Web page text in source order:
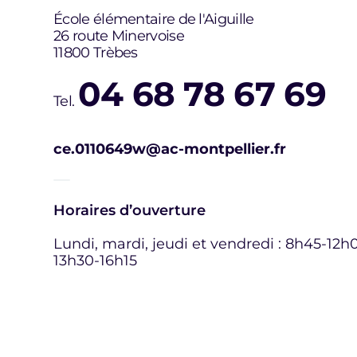
École élémentaire de l'Aiguille
26 route Minervoise
11800 Trèbes
Tel. 04 68 78 67 69
ce.0110649w@ac-montpellier.fr
Horaires d’ouverture
Lundi, mardi, jeudi et vendredi : 8h45-
13h30-16h15